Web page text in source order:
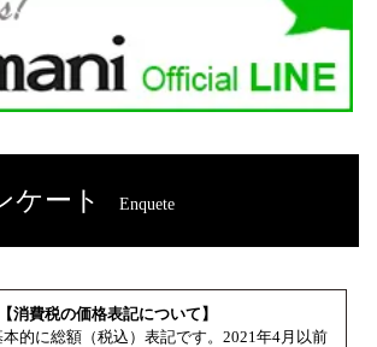
ケート Enquete
【消費税の価格表記について】
的に総額（税込）表記です。2021年4月以前